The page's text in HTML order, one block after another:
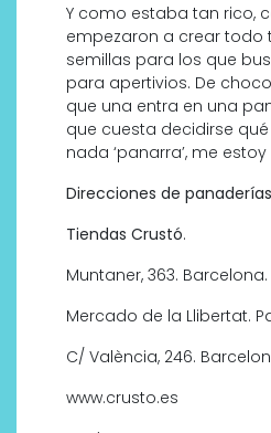
Y como estaba tan rico,
empezaron a crear todo
semillas para los que
para apertivios. De
que una entra en una
que cuesta decidirse
nada ‘panarra’, me
Direcciones de
Tiendas Crustó.
Muntaner, 363. Barcelona.
Mercado de la Llibertat.
C/ València, 246.
www.crusto.es